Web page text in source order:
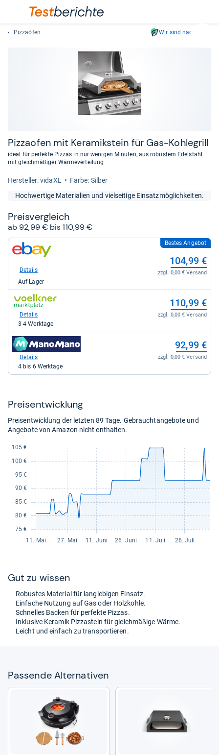
und
den
Pizzaöfen Wir sind nachhaltig
Piz­zao­fen mit Kera­mik­stein für Gas-​Koh­le­grill
ideal für perfekte Pizzas in nur wenigen Minuten, aus robustem Edelstahl
mit gleichmäßiger Wärmeverteilung
Her­stel­ler: vidaXL
Farbe: Silber
Hochwertige Materialien und vielseitige Einsatzmöglichkeiten.
Preis­ver­gleich
ab 92,99 € bis 110,99 €
zum
Shop:
eBay
104,99
Bestes Angebot
104,99 €
zzgl. 0,00 € Versand
Details
Auf Lager
zum
Shop:
voelkner
für
110,99
kaufen.
110,99 €
zzgl. 0,00 € Versand
Details
3-4 Werktage
zum
Shop:
Manomano
92,99 €
zzgl. 0,00 € Versand
Details
4 bis 6 Werktage
Preis­ent­wick­lung
Preisentwicklung der letzten 89 Tage. Gebrauchtangebote und
Angebote von Amazon nicht enthalten.
Gut zu wis­sen
Robus­tes Mate­rial für lang­le­bi­gen Ein­satz.
Ein­fa­che Nut­zung auf Gas oder Holz­kohle.
Schnel­les Backen für per­fekte Pizzas.
Inklu­sive Kera­mik Pizza­stein für gleich­mä­ßige Wärme.
Leicht und ein­fach zu trans­por­tie­ren.
Pas­sende Alter­na­ti­ven